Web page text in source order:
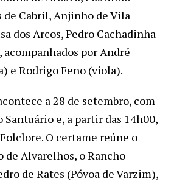
de Cabril, Anjinho de Vila
dos Arcos, Pedro Cachadinha
acompanhados por André
e Rodrigo Feno (viola).
a 28 de setembro, com
Santuário e, a partir das 14h00,
O certame reúne o
Alvarelhos, o Rancho
de Rates (Póvoa de Varzim),